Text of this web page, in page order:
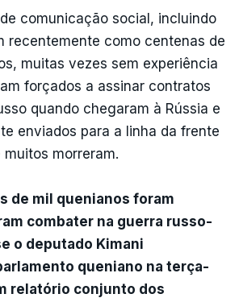
comunicação social, incluindo
recentemente como centenas de
muitas vezes sem experiência
forçados a assinar contratos
quando chegaram à Rússia e
enviados para a linha da frente
morreram.
de mil quenianos foram
combater na guerra russo-
o deputado Kimani
queniano na terça-
relatório conjunto dos